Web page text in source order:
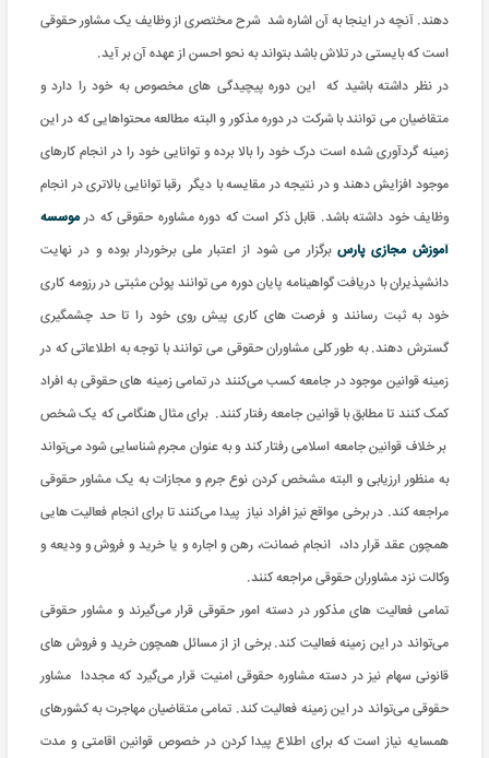
دهند. آنچه در اینجا به آن اشاره شد شرح مختصری از وظایف یک مشاور حقوقی
است که بایستی در تلاش باشد بتواند به نحو احسن از عهده آن بر آید.
در نظر داشته باشید که این دوره پیچیدگی های مخصوص به خود را دارد و
متقاضیان می توانند با شرکت در دوره مذکور و البته مطالعه محتواهایی که در این
زمینه گردآوری شده است درک خود را بالا برده و توانایی خود را در انجام کارهای
موجود افزایش دهند و در نتیجه در مقایسه با دیگر رقبا توانایی بالاتری در انجام
وظایف خود داشته باشد. قابل ذکر است که دوره مشاوره حقوقی که درموسسه
آموزش مجازی پارس برگزار می شود از اعتبار ملی برخوردار بوده و در نهایت
دانشپذیران با دریافت گواهینامه پایان دوره می توانند پوئن مثبتی در رزومه کاری
خود به ثبت رسانند و فرصت های کاری پیش روی خود را تا حد چشمگیری
گسترش دهند. به طور کلی مشاوران حقوقی می توانند با توجه به اطلاعاتی که در
زمینه قوانین موجود در جامعه کسب می‌کنند در تمامی زمینه های حقوقی به افراد
کمک کنند تا مطابق با قوانین جامعه رفتار کنند. برای مثال هنگامی که یک شخص
بر خلاف قوانین جامعه اسلامی رفتار کند و به عنوان مجرم شناسایی شود می‌تواند
به منظور ارزیابی و البته مشخص کردن نوع جرم و مجازات به یک مشاور حقوقی
مراجعه کند. در برخی مواقع نیز افراد نیاز پیدا می‌کنند تا برای انجام فعالیت هایی
همچون عقد قرار داد، انجام ضمانت، رهن و اجاره و یا خرید و فروش و ودیعه و
وکالت نزد مشاوران حقوقی مراجعه کنند.
تمامی فعالیت های مذکور در دسته امور حقوقی قرار می‌گیرند و مشاور حقوقی
می‌تواند در این زمینه فعالیت کند. برخی از از مسائل همچون خرید و فروش های
قانونی سهام نیز در دسته مشاوره ‌حقوقی امنیت قرار می‌گیرد که مجددا مشاور
حقوقی می‌تواند در این زمینه فعالیت کند. تمامی متقاضیان مهاجرت به کشورهای
همسایه نیاز است که برای اطلاع پیدا کردن در خصوص قوانین اقامتی و مدت